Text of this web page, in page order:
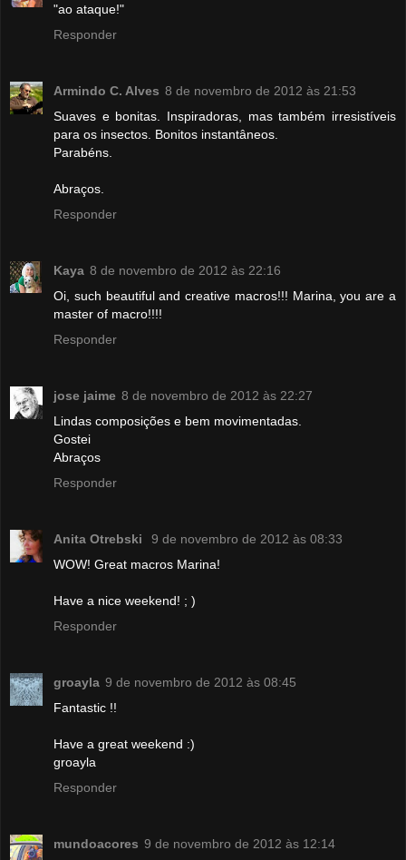
"ao ataque!"
Responder
Armindo C. Alves 8 de novembro de 2012 às 21:53
Suaves e bonitas. Inspiradoras, mas também irresistíveis
para os insectos. Bonitos instantâneos.
Parabéns.
Abraços.
Responder
Kaya 8 de novembro de 2012 às 22:16
Oi, such beautiful and creative macros!!! Marina, you are a
master of macro!!!!
Responder
jose jaime 8 de novembro de 2012 às 22:27
Lindas composições e bem movimentadas.
Gostei
Abraços
Responder
Anita Otrebski
9 de novembro de 2012 às 08:33
WOW! Great macros Marina!
Have a nice weekend! ; )
Responder
groayla 9 de novembro de 2012 às 08:45
Fantastic !!
Have a great weekend :)
groayla
Responder
mundoacores 9 de novembro de 2012 às 12:14